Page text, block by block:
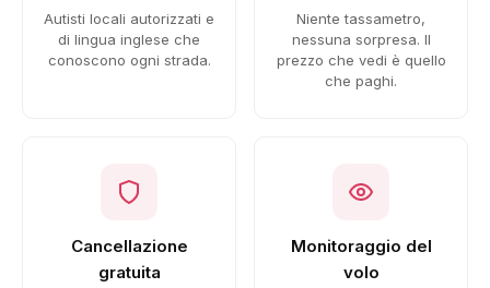
Autisti locali autorizzati e
di lingua inglese che
conoscono ogni strada.
Niente tassametro,
nessuna sorpresa. Il
prezzo che vedi è quello
che paghi.
Cancellazione
gratuita
Monitoraggio del
volo